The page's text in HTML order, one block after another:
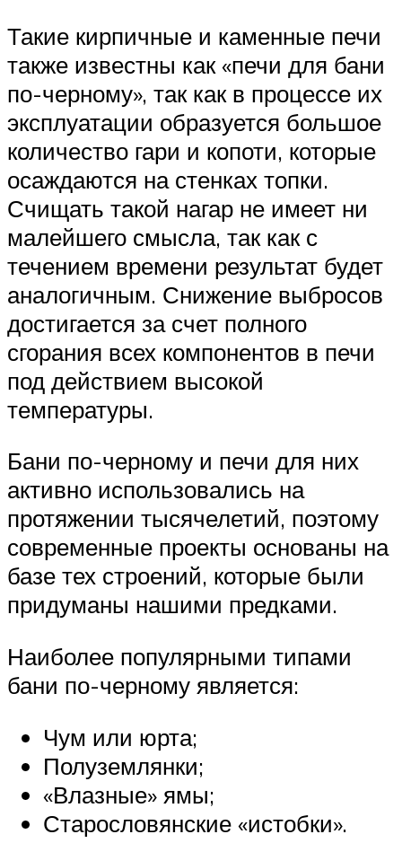
Такие кирпичные и каменные печи
также известны как «печи для бани
по-черному», так как в процессе их
эксплуатации образуется большое
количество гари и копоти, которые
осаждаются на стенках топки.
Счищать такой нагар не имеет ни
малейшего смысла, так как с
течением времени результат будет
аналогичным. Снижение выбросов
достигается за счет полного
сгорания всех компонентов в печи
под действием высокой
температуры.
Бани по-черному и печи для них
активно использовались на
протяжении тысячелетий, поэтому
современные проекты основаны на
базе тех строений, которые были
придуманы нашими предками.
Наиболее популярными типами
бани по-черному является:
Чум или юрта;
Полуземлянки;
«Влазные» ямы;
Старословянские «истобки».